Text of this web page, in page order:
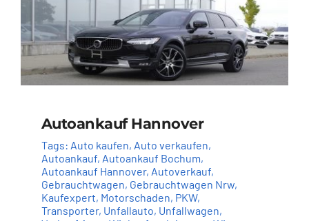
Autoankauf Hannover
Tags: Auto kaufen, Auto verkaufen,
Autoankauf, Autoankauf Bochum,
Autoankauf Hannover, Autoverkauf,
Gebrauchtwagen, Gebrauchtwagen Nrw,
Kaufexpert, Motorschaden, PKW,
Transporter, Unfallauto, Unfallwagen,